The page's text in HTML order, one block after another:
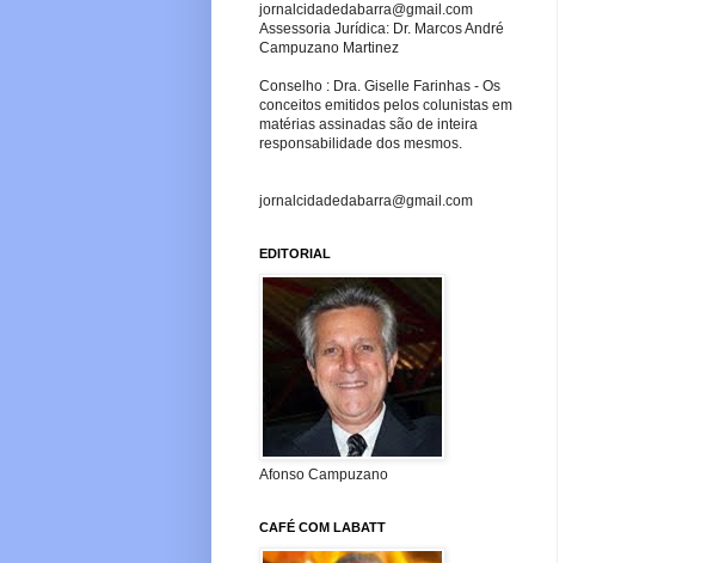
jornalcidadedabarra@gmail.com
Assessoria Jurídica: Dr. Marcos André
Campuzano Martinez
Conselho : Dra. Giselle Farinhas - Os
conceitos emitidos pelos colunistas em
matérias assinadas são de inteira
responsabilidade dos mesmos.
jornalcidadedabarra@gmail.com
EDITORIAL
Afonso Campuzano
CAFÉ COM LABATT